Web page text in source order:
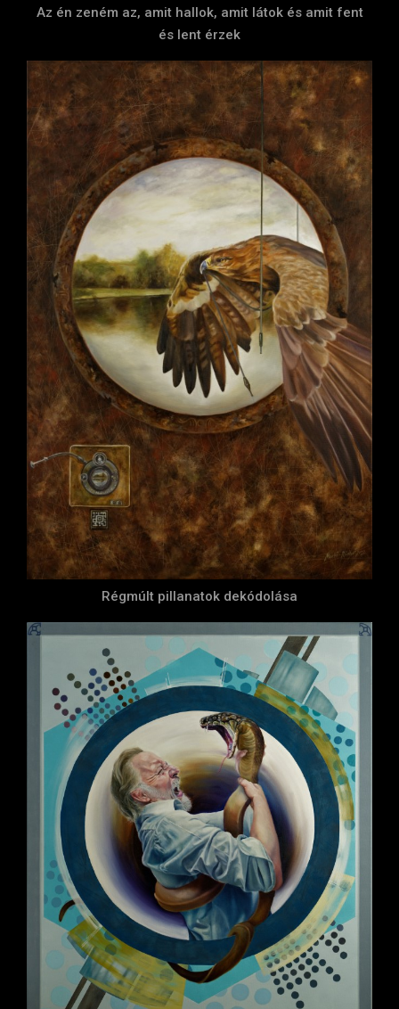
Az én zeném az, amit hallok, amit látok és amit fent
és lent érzek
Régmúlt pillanatok dekódolása